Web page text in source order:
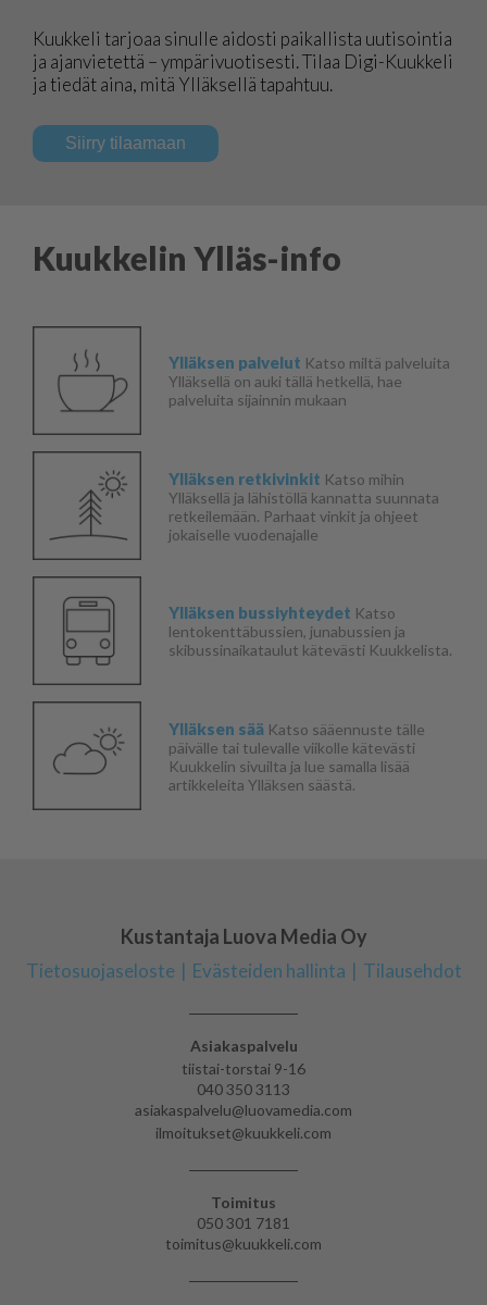
Kuukkeli tarjoaa sinulle aidosti paikallista uutisointia
ja ajanvietettä – ympärivuotisesti. Tilaa Digi-Kuukkeli
ja tiedät aina, mitä Ylläksellä tapahtuu.
Siirry tilaamaan
Kuukkelin Ylläs-info
Ylläksen palvelut Katso miltä palveluita
Ylläksellä on auki tällä hetkellä, hae
palveluita sijainnin mukaan
Ylläksen retkivinkit Katso mihin
Ylläksellä ja lähistöllä kannatta suunnata
retkeilemään. Parhaat vinkit ja ohjeet
jokaiselle vuodenajalle
Ylläksen bussiyhteydet Katso
lentokenttäbussien, junabussien ja
skibussinaikataulut kätevästi Kuukkelista.
Ylläksen sää Katso sääennuste tälle
päivälle tai tulevalle viikolle kätevästi
Kuukkelin sivuilta ja lue samalla lisää
artikkeleita Ylläksen säästä.
Kustantaja Luova Media Oy
Tietosuojaseloste Evästeiden hallinta Tilausehdot
Asiakaspalvelu
tiistai-torstai 9-16
040 350 3113
asiakaspalvelu@luovamedia.com
ilmoitukset@kuukkeli.com
Toimitus
050 301 7181
toimitus@kuukkeli.com